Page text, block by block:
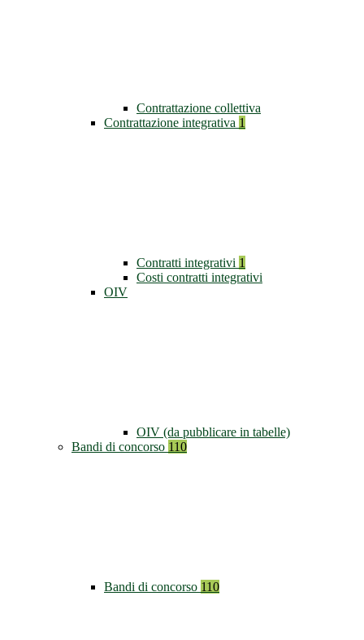
Contrattazione collettiva
Contrattazione integrativa 1
Contratti integrativi 1
Costi contratti integrativi
OIV
OIV (da pubblicare in tabelle)
Bandi di concorso 110
Bandi di concorso 110